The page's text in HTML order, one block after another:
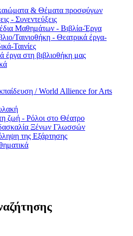
& Θέματα προσφύγων
- Συνεντεύξεις
Μαθημάτων - Βιβλία-Έργα
Ταινιοθήκη - Θεατρικά έργα-
Ταινίες
έργα στη βιβλιοθήκη μας
/ World Allience for Arts
ζωή - Ρόλοι στο Θέατρο
Ξένων Γλωσσών
της Εξάρτησης